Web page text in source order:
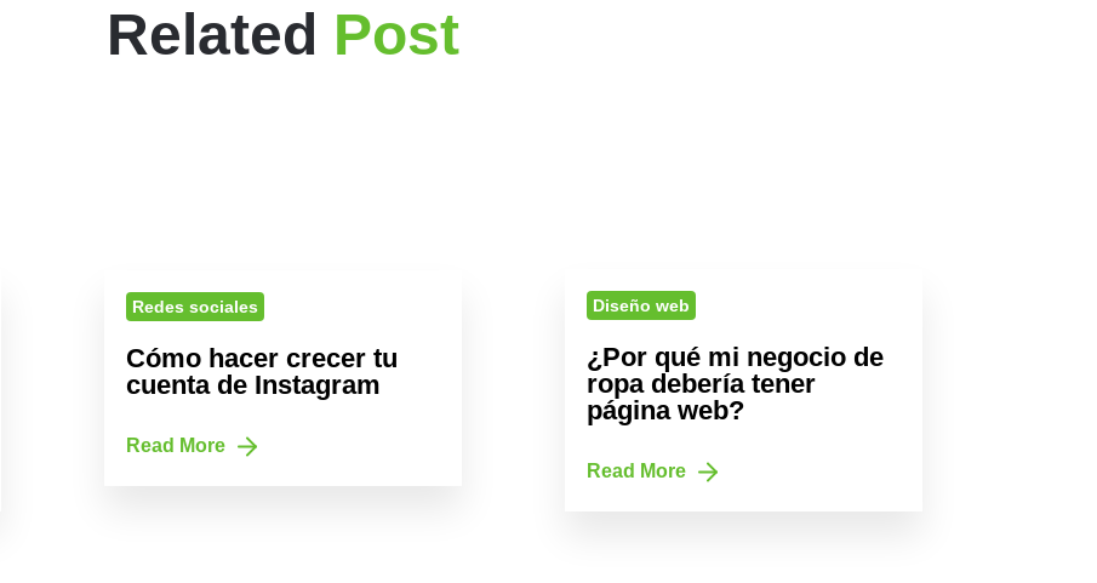
Related Post
Redes sociales
Cómo hacer crecer tu
cuenta de Instagram
Read More
Diseño web
¿Por qué mi negocio de
ropa debería tener
página web?
Read More